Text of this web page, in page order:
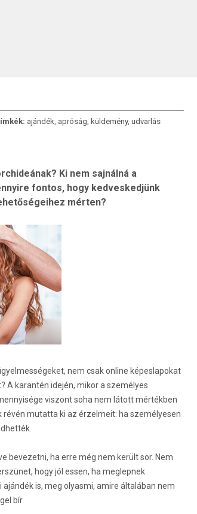
ajándék, apróság, küldemény, udvarlás
Ki nem sajnálná a
fontos, hogy kedveskedjünk
mérten?
nem csak online képeslapokat
A karantén idején, mikor a személyes
viszont soha nem látott mértékben
mutatta ki az érzelmeit: ha személyesen
bevezetni, ha erre még nem került sor. Nem
hogy jól essen, ha meglepnek
is, meg olyasmi, amire általában nem
bír.